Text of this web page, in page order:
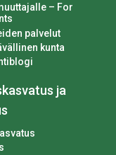
– For
palvelut
kunta
ja